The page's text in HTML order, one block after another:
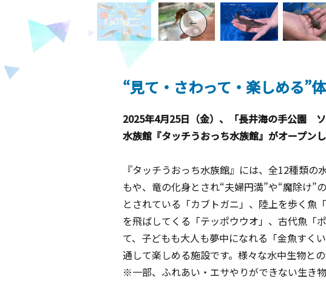
“見て・さわって・楽しめる”
2025年4月25日（金）、「長井海の手公園
水族館『タッチうおっち水族館』がオープンし
『タッチうおっち水族館』には、全12種類
もや、竜の化身とされ“夫婦円満”や“魔除け”
とされている「カブトガニ」、陸上を歩く魚
を飛ばしてくる「テッポウウオ」、古代魚「
て、子どもも大人も夢中になれる「金魚すく
通して楽しめる施設です。様々な水中生物と
※一部、ふれあい・エサやりができない生き物